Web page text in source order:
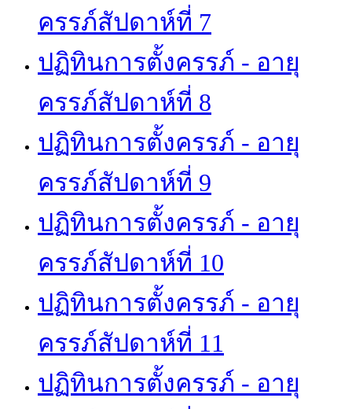
ครรภ์สัปดาห์ที่ 7
ปฏิทินการตั้งครรภ์ - อายุ
ครรภ์สัปดาห์ที่ 8
ปฏิทินการตั้งครรภ์ - อายุ
ครรภ์สัปดาห์ที่ 9
ปฏิทินการตั้งครรภ์ - อายุ
ครรภ์สัปดาห์ที่ 10
ปฏิทินการตั้งครรภ์ - อายุ
ครรภ์สัปดาห์ที่ 11
ปฏิทินการตั้งครรภ์ - อายุ